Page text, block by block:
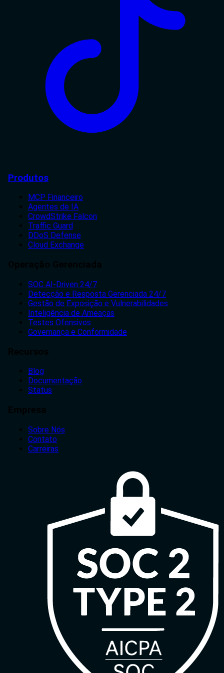
Produtos
MCP Financeiro
Agentes de IA
CrowdStrike Falcon
Traffic Guard
DDoS Defense
Cloud Exchange
SOC AI-Driven 24/7
Detecção e Resposta Gerenciada 24/7
Gestão de Exposição e Vulnerabilidades
Inteligência de Ameaças
Testes Ofensivos
Governança e Conformidade
Blog
Documentação
Status
Sobre Nós
Contato
Carreiras